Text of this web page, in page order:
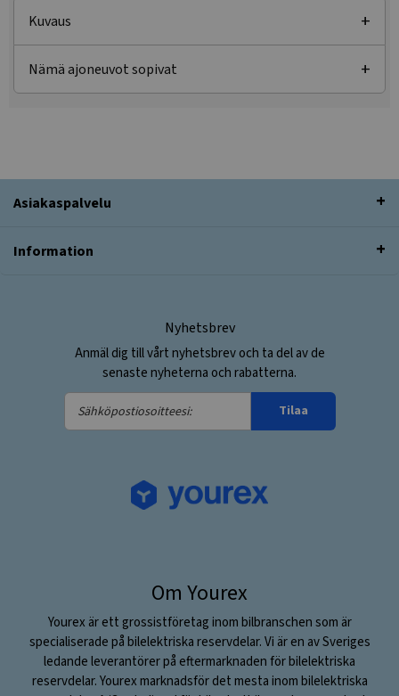
Kuvaus
Nämä ajoneuvot sopivat
Asiakaspalvelu
Information
Nyhetsbrev
Anmäl dig till vårt nyhetsbrev och ta del av de
senaste nyheterna och rabatterna.
Sähköpostiosoitteesi:
Tilaa
Om Yourex
Yourex är ett grossistföretag inom bilbranschen som är
specialiserade på bilelektriska reservdelar. Vi är en av Sveriges
ledande leverantörer på eftermarknaden för bilelektriska
reservdelar. Yourex marknadsför det mesta inom bilelektriska